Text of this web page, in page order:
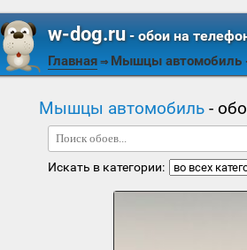
w-dog.ru- обои на
Главная ⇒ Мышцы автомобиль
Мышцы автомобиль-
Искать в категории: